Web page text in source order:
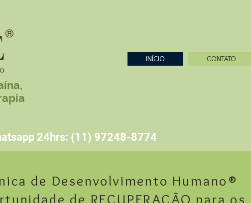
INÍCIO CONTATO
24hrs: (11) 97248-8774
de Desenvolvimento Humano®
de RECUPERAÇÃO para